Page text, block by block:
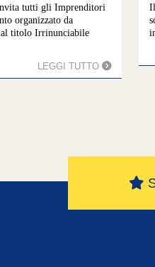
tutti gli Imprenditori
organizzato da
titolo Irrinunciabile
LEGGI TUTTO